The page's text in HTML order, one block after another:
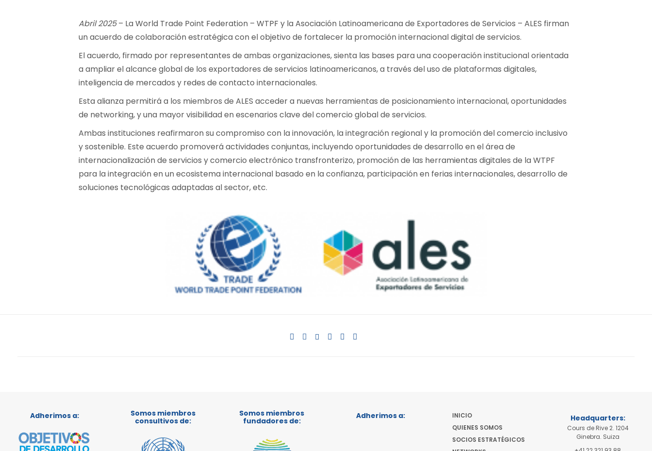
Abril 2025– La World Trade Point Federation – WTPF y la Asociación Latinoamericana de Exportadores de Servicios – ALES firman
un acuerdo de colaboración estratégica con el objetivo de fortalecer la promoción internacional digital de servicios.
El acuerdo, firmado por representantes de ambas organizaciones, sienta las bases para una cooperación institucional orientada
a ampliar el alcance global de los exportadores de servicios latinoamericanos, a través del uso de plataformas digitales,
inteligencia de mercados y redes de contacto internacionales.
Esta alianza permitirá a los miembros de ALES acceder a nuevas herramientas de posicionamiento internacional, oportunidades
de networking, y una mayor visibilidad en escenarios clave del comercio global de servicios.
Ambas instituciones reafirmaron su compromiso con la innovación, la integración regional y la promoción del comercio inclusivo
y sostenible. Este acuerdo promoverá actividades conjuntas, incluyendo oportunidades de desarrollo en el área de
internacionalización de servicios y comercio electrónico transfronterizo, promoción de las herramientas digitales de la WTPF
para la integración en un ecosistema internacional basado en la confianza, participación en ferias internacionales, desarrollo de
soluciones tecnológicas adaptadas al sector, etc.
Adherimos a:
Somos miembros
consultivos de:
Somos miembros
fundadores de:
Adherimos a:
INICIO
QUIENES SOMOS
SOCIOS ESTRATÉGICOS
Headquarters:
Cours de Rive 2. 1204
Ginebra. Suiza